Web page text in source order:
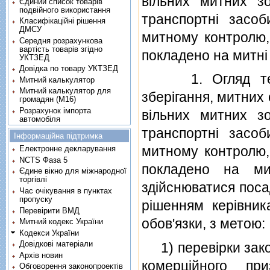
транспортнi
митному
покладено на митнi
1. Огляд
зберiгання, митних
вiльних митних
транспортнi
митному
покладено на
здiйснюватися
рiшенням
обов'язки, з метою:
1) перевiрки
комерцiйного
подвійного використання
Класифікаційні рішення
ДМСУ
Середня розрахункова
вартість товарів згідно
УКТЗЕД
Довідка по товару УКТЗЕД
Митний калькулятор
Митний калькулятор для
громадян (М16)
Розрахунок імпорта
автомобіля
Інформаційна підтримка
Електронне декларування
NCTS Фаза 5
Єдине вікно для міжнародної
торгівлі
Час очікування в пунктах
пропуску
Перевірити ВМД
Митний кодекс України
Кодекси України
Довідкові матеріали
Архів новин
Обговорення законопроектів